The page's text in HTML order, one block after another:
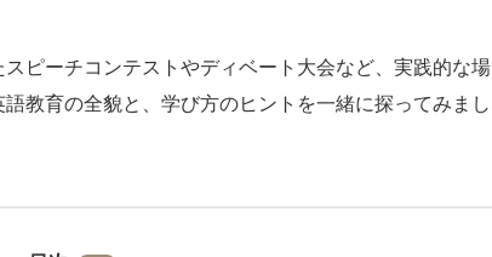
ピーチコンテストやディベート大会など、実践的な場
教育の全貌と、学び方のヒントを一緒に探ってみまし